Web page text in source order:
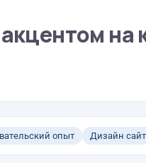
на
опыт Дизайн